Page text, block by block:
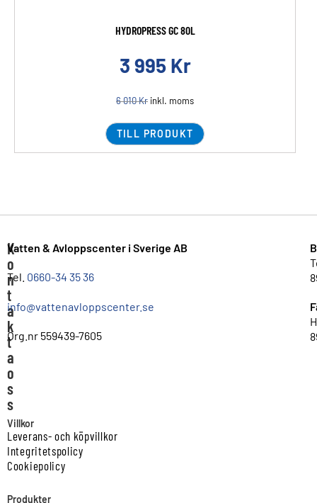
HYDROPRESS GC 80L
3 995 Kr
6 010Kr inkl. moms
TILL PRODUKT
K
o
n
t
a
k
t
a
o
s
s
Vatten & Avloppscenter i Sverige AB
Tel. 0660-34 35 36
info@vattenavloppscenter.se
Org.nr 559439-7605
Villkor
Leverans- och köpvillkor
Integritetspolicy
Cookiepolicy
Produkter